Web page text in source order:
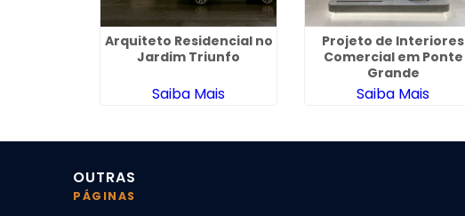
Arquiteto Residencial no
Jardim Triunfo
Saiba Mais
Projeto de Interiores
Comercial em Ponte
Grande
Saiba Mais
OUTRAS
PÁGINAS